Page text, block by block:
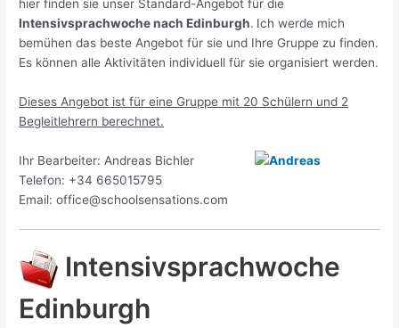
hier finden sie unser Standard-Angebot für die
Intensivsprachwoche nach Edinburgh. Ich werde mich
bemühen das beste Angebot für sie und Ihre Gruppe zu finden.
Es können alle Aktivitäten individuell für sie organisiert werden.
Dieses Angebot ist für eine Gruppe mit 20 Schülern und 2
Begleitlehrern berechnet.
Ihr Bearbeiter: Andreas Bichler
Telefon: +34 665015795
Email: office@schoolsensations.com
Intensivsprachwoche
Edinburgh